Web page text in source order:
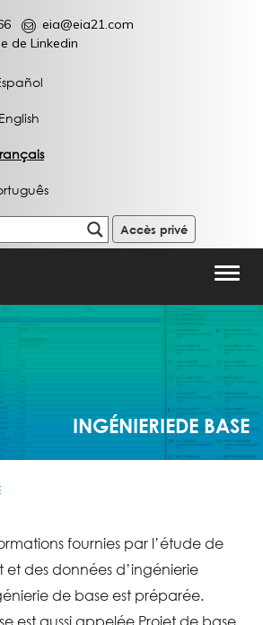
eia@eia21.com
de Linkedin
English
Accès privé
INGÉNIERIEDE BASE
fournies par l’étude de
et des données d’ingénierie
de base est préparée.